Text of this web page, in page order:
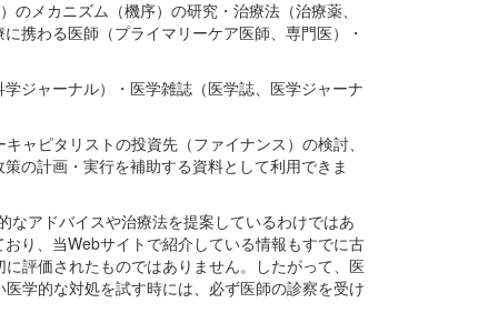
メカニズム（機序）の研究・治療法（治療薬、
携わる医師（プライマリーケア医師、専門医）・
ジャーナル）・医学雑誌（医学誌、医学ジャーナ
ャピタリストの投資先（ファイナンス）の検討、
の計画・実行を補助する資料として利用できま
アドバイスや治療法を提案しているわけではあ
り、当Webサイトで紹介している情報もすでに古
評価されたものではありません。したがって、医
学的な対処を試す時には、必ず医師の診察を受け